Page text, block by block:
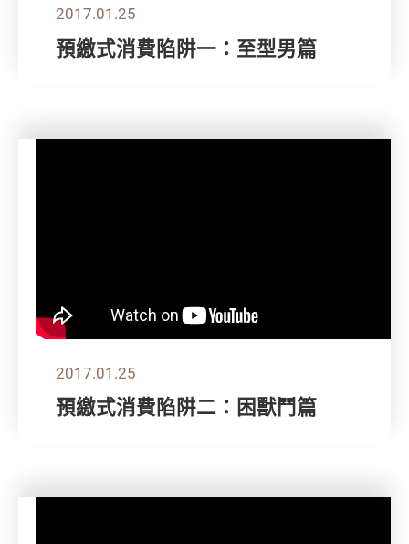
2017.01.25
預繳式消費陷阱一：至型男篇
2017.01.25
預繳式消費陷阱二：困獸鬥篇